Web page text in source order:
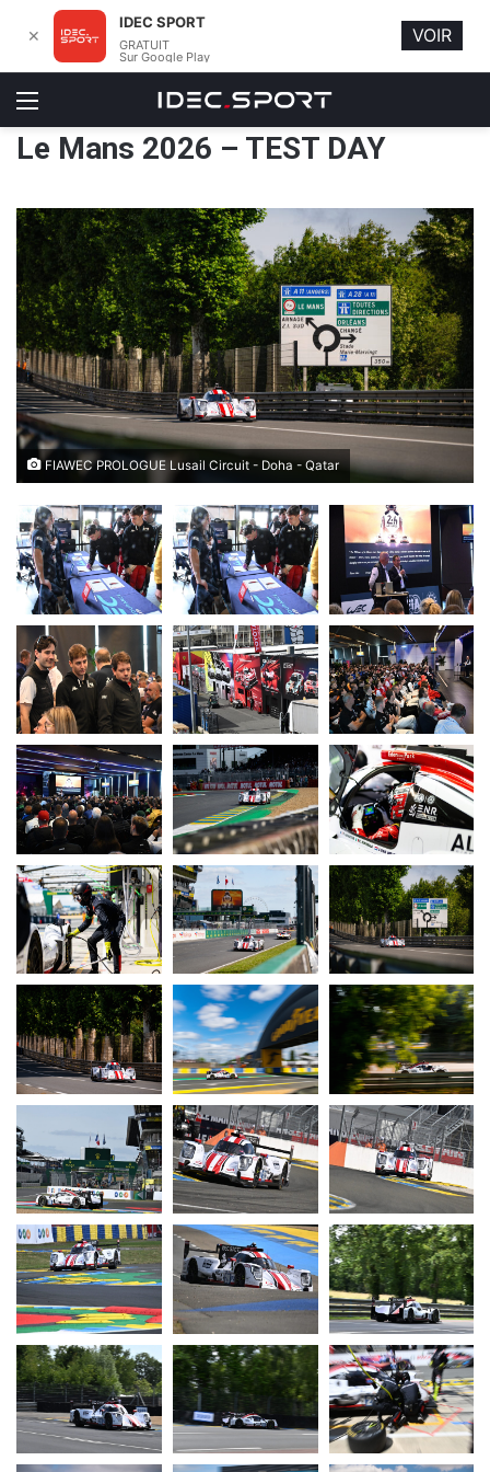
Menu
Le Mans 2026 – TEST DAY
FIAWEC PROLOGUE Lusail Circuit - Doha - Qatar
✕
IDEC SPORT
GRATUIT
Sur Google Play
VOIR